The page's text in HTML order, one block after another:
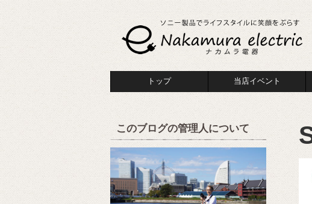
トップ 当店イベント
このブログの管理人について